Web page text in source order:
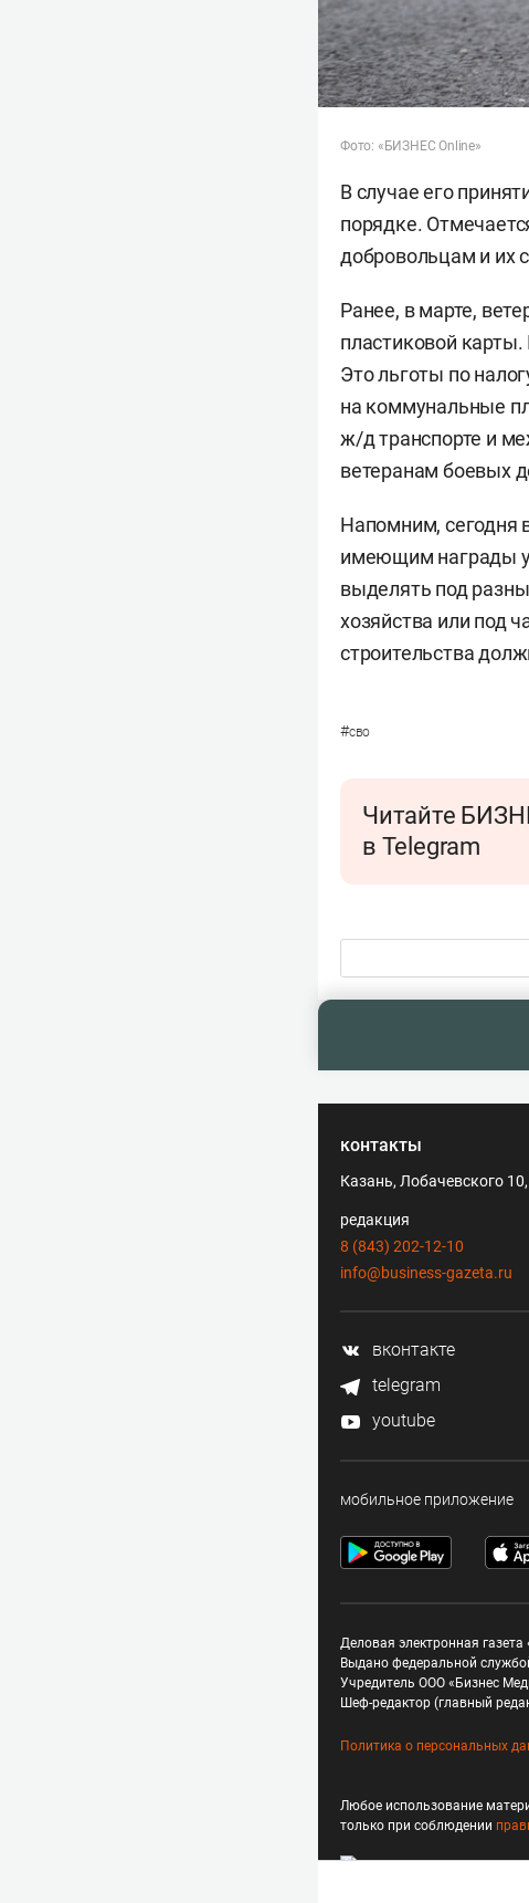
Фото: «БИЗНЕС Online»
В случае его
порядке.
добровольцам и их
Ранее, в марте,
пластиковой
Это льготы по
на коммунальные
ж/д транспорте и
ветеранам боевых
Напомним, сегодня
имеющим награды
выделять под
хозяйства или под
строительства
#сво
Читайте
в Telegram
контакты
Казань, Лобачевского
редакция
8 (843) 202-12-10
info@business-gazeta.ru
вконтакте
telegram
youtube
мобильное приложение
Деловая электронная
Выдано федеральной
Учредитель ООО «Бизнес
Шеф-редактор (главный
Политика о персональных
Любое использование
только при соблюдении